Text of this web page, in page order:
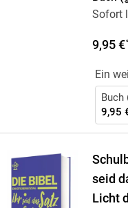
Sofort
9,95 €*
Ein
Buch
9,95
seid
Licht